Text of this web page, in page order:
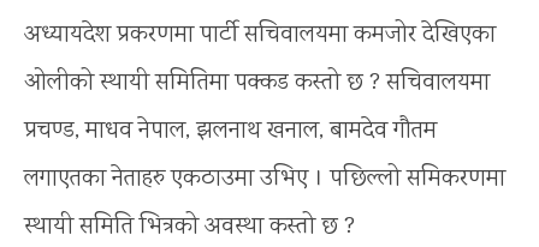
अध्यायदेश प्रकरणमा पार्टी सचिवालयमा कमजोर देखिएका
ओलीको स्थायी समितिमा पक्कड कस्तो छ ? सचिवालयमा
प्रचण्ड, माधव नेपाल, झलनाथ खनाल, बामदेव गौतम
लगाएतका नेताहरु एकठाउमा उभिए । पछिल्लो समिकरणमा
स्थायी समिति भित्रको अवस्था कस्तो छ ?